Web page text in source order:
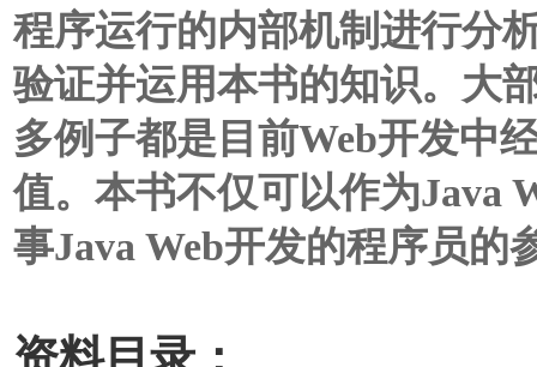
程序运行的内部机制进行分
验证并运用本书的知识。大
多例子都是目前Web开发中
值。本书不仅可以作为Java
事Java Web开发的程序员的
资料目录：